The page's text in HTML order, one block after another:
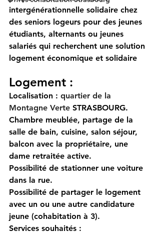
intergénérationnelle solidaire chez
des seniors logeurs pour des jeunes
étudiants, alternants ou jeunes
salariés qui recherchent une solution
logement économique et solidaire
Logement :
Localisation : quartier de la
Montagne Verte STRASBOURG.
Chambre meublée, partage de la
salle de bain, cuisine, salon séjour,
balcon avec la propriétaire, une
dame retraitée active.
Possibilité de stationner une voiture
dans la rue.
Possibilité de partager le logement
avec un ou une autre candidature
jeune (cohabitation à 3).
Services souhaités :